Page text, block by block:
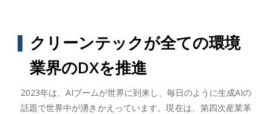
クリーンテックが全ての環境
業界のDXを推進
2023年は、AIブームが世界に到来し、毎日のように生成AIの
話題で世界中が湧きかえっています。現在は、第四次産業革